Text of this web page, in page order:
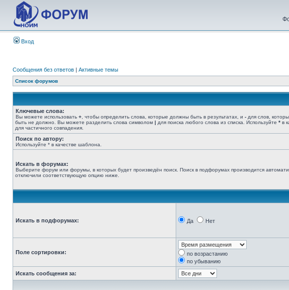
Вход
Сообщения без ответов | Активные темы
Список форумов
Ключевые слова:
Вы можете использовать + , чтобы определить слова, которые должны быть в результатах, и - для слов,
быть не должно. Вы можете разделить слова символом | для поиска любого слова из списка. Используйте * в
для частичного совпадения.
Поиск по автору:
Используйте * в качестве шаблона.
Искать в форумах:
Выберите форум или форумы, в которых будет произведён поиск. Поиск в подфорумах производится
отключили соответствующую опцию ниже.
Искать в подфорумах: Да Нет
Поле сортировки:
по возрастанию
по убыванию
Искать сообщения за: